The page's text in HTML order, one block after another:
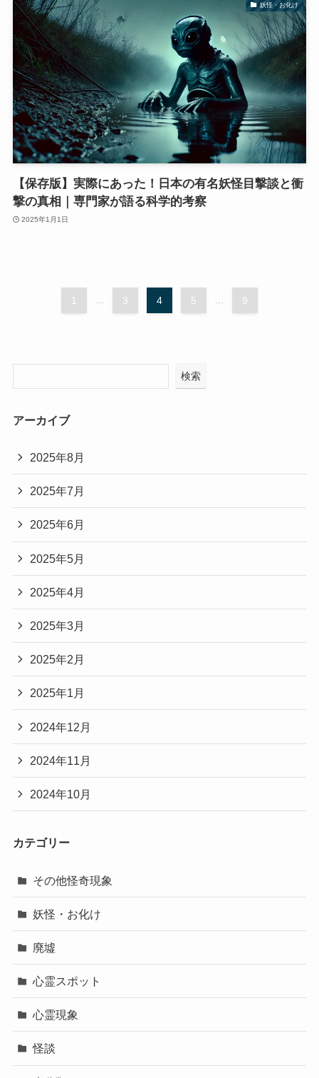
妖怪・お化け
【保存版】実際にあった！日本の有名妖怪目撃談と衝
撃の真相｜専門家が語る科学的考察
2025年1月1日
1 ... 3 4 5 ... 9
検索
アーカイブ
2025年8月
2025年7月
2025年6月
2025年5月
2025年4月
2025年3月
2025年2月
2025年1月
2024年12月
2024年11月
2024年10月
カテゴリー
その他怪奇現象
妖怪・お化け
廃墟
心霊スポット
心霊現象
怪談